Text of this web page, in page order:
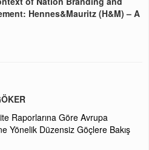
Hennes&Mauritz (H&M) – A
Raporlarına Göre Avrupa
Yönelik Düzensiz Göçlere Bakış